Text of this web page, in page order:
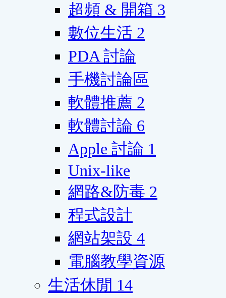
超頻 & 開箱 3
數位生活 2
PDA 討論
手機討論區
軟體推薦 2
軟體討論 6
Apple 討論 1
Unix-like
網路&防毒 2
程式設計
網站架設 4
電腦教學資源
生活休閒 14